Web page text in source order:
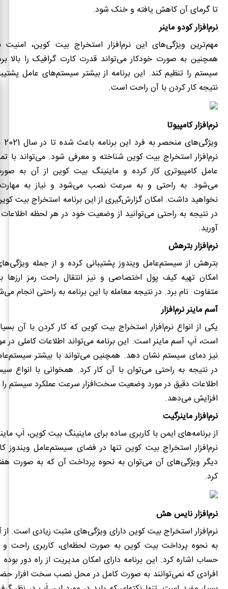
تا گرمای آن کاهش یافته و خنک شود.
نرم‌افزار کودو ماینر
مهم‌ترین ویژگی‌های ایننرم‌افزار استخراج بیت کوین، امنیت
همچنین به صورت خودکار می‌تواند قدرت کارت گرافیک را بالا
سیستم را تنظیم کند. این برنامه از بیشتر سیستم‌های عامل
نتیجه کار کردن با آن راحت است.
نرم‌افزار کامپیوتا
ویژگی‌های منحصر به فرد این برنامه باعث شده تا در سال 2021 به عنوان بهترین
نرم‌افزار استخراج بیت کوین شناخته و معرفی شود. می‌تواند با
عامل کامپیوتری کار کرده و ماینینگ بیت کوین از آن به
می‌شود. به راحتی و به سرعت نصب می‌شود و نیاز به مهارت
نخواهید داشت. امکان گزارش‌گیری از اینبرنامه استخراج بیت
در نتیجه به راحتی می‌توانید از وضعیت خود در هر لحظه
آورید.
نرم‌افزار بترهش
بترهش از سیستم‌عامل ویندوز پشتیبانی کرده و از جمله
امکان تهیه کیف پول اختصاصی و نیز انتقال راحت رمز
متفاوت نام برد. در نتیجه معامله با این برنامه به راحتی انجام
آسم ماینر نرم‌افزار
یکی از انواع نرم‌افزار استخراج بیت کوین که کار کردن با آن
است، اَپ آسم ماینر است. این برنامه می‌تواند اطلاعات کاملی
نیز دمای سیستم نشان دهد. همچنین می‌تواند با بیشتر
در نتیجه به راحتی می‌توان با آن کار کرد. همخوانی با انواع
اطلاعات دقیق در مورد وضعیت سخت‌افزار سرعت عملکرد سیستم
افزایش می‌دهد.
نرم‌افزار ماینرگیت
از برنامه‌های ایمن با کاربری ساده برای ماینینگ بیت کوین، اَپ
نرم‌افزار استخراج بیت کوینتنها در فضای سیستم‌عامل ویندوز
دیگر ویژگی‌های آن می‌توان به نحوه پرداخت آن که به صورت
کرد.
نرم‌افزار نایس هش
نرم‌افزار استخراج بیت کوین دارای ویژگی‌های مثبت زیادی است.
به نحوه پرداخت بیت کوین به صورت لحظه‌ای، کاربری راحت و
حساب اشاره کرد. این برنامه دارای امکان مدیریت از راه دور
افرادی که نمی‌توانند به صورت کامل در محل نصب سخت افزار